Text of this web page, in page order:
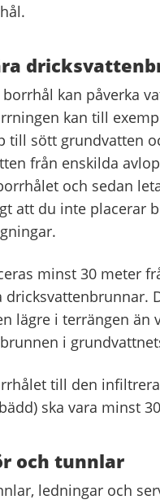
kan påverka
kan till
till sött grundvatten
från enskilda
och sedan
att du inte placerar
minst 30 meter
dricksvattenbrunnar.
lägre i terrängen än
i
till den
ska vara minst
och tunnlar
ledningar och